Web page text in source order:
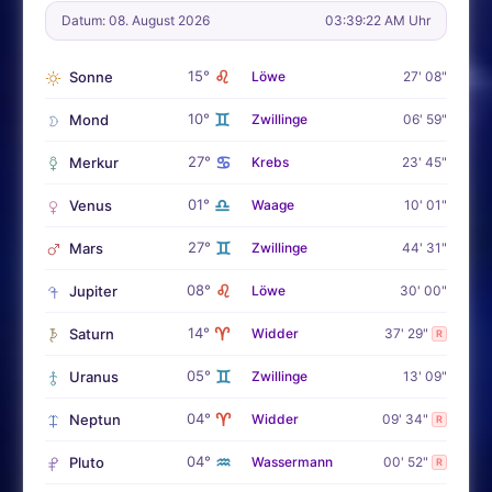
Datum: 08. August 2026 03:39:24 AM Uhr
Sonne 15° ♌ Löwe 27' 08"
Mond 10° ♊ Zwillinge 06' 59"
Merkur 27° ♋ Krebs 23' 45"
Venus 01° ♎ Waage 10' 01"
Mars 27° ♊ Zwillinge 44' 31"
Jupiter 08° ♌ Löwe 30' 00"
Saturn 14° ♈ Widder 37' 29" R
Uranus 05° ♊ Zwillinge 13' 09"
Neptun 04° ♈ Widder 09' 34" R
Pluto 04° ♒ Wassermann 00' 52" R